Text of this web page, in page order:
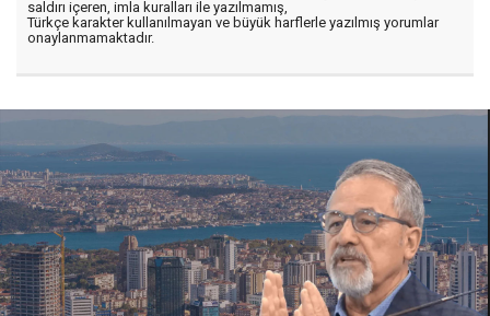
saldırı içeren, imla kuralları ile yazılmamış,
Türkçe karakter kullanılmayan ve büyük harflerle yazılmış yorumlar
onaylanmamaktadır.